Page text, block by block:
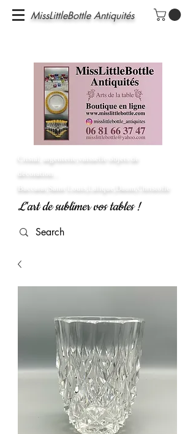
MissLittleBottle Antiquités
Cristal, argenterie,vaisselle objets de
décoration...
Baccarat,Saint Louis,Lalique,Daum,Christofle
L'art de sublimer vos tables !